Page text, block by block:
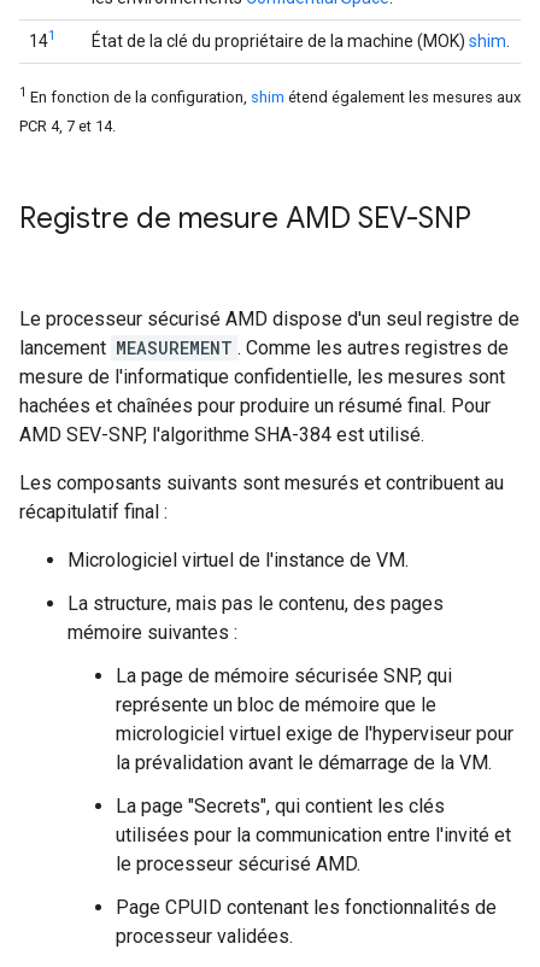
141 État de la clé du propriétaire de la machine (MOK) shim
1 En fonction de la configuration, shim étend également les mesures aux
PCR 4, 7 et 14.
Registre de mesure AMD SEV-SNP
Le processeur sécurisé AMD dispose d'un seul registre de
lancement MEASUREMENT . Comme les autres registres de
mesure de l'informatique confidentielle, les mesures sont
hachées et chaînées pour produire un résumé final. Pour
AMD SEV-SNP, l'algorithme SHA-384 est utilisé.
Les composants suivants sont mesurés et contribuent au
récapitulatif final :
Micrologiciel virtuel de l'instance de VM.
La structure, mais pas le contenu, des pages
mémoire suivantes :
La page de mémoire sécurisée SNP, qui
représente un bloc de mémoire que le
micrologiciel virtuel exige de l'hyperviseur pour
la prévalidation avant le démarrage de la VM.
La page "Secrets", qui contient les clés
utilisées pour la communication entre l'invité et
le processeur sécurisé AMD.
Page CPUID contenant les fonctionnalités de
processeur validées.